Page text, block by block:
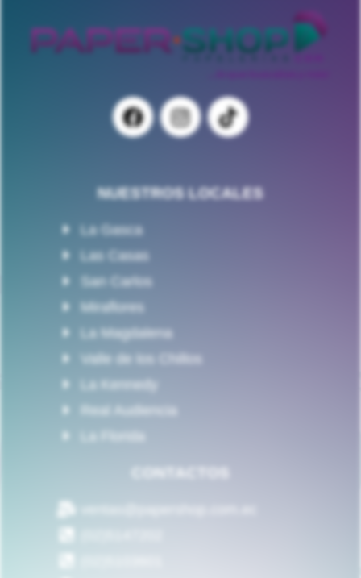
NUESTROS LOCALES
La Gasca
Las Casas
San Carlos
Miraflores
La Magdalena
Valle de los Chillos
La Kennedy
Real Audiencia
La Florida
CONTACTOS